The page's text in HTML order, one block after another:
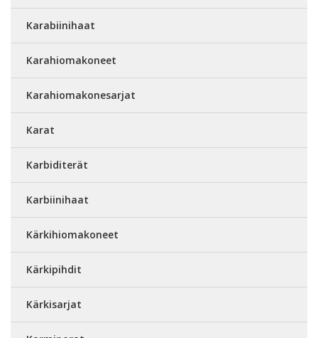
Karabiinihaat
Karahiomakoneet
Karahiomakonesarjat
Karat
Karbiditerät
Karbiinihaat
Kärkihiomakoneet
Kärkipihdit
Kärkisarjat